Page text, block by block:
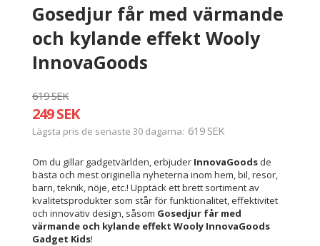
Gosedjur får med värmande
och kylande effekt Wooly
InnovaGoods
619 SEK
249 SEK
Lägsta pris de senaste 30 dagarna 619 SEK
Om du gillar gadgetvärlden, erbjuder InnovaGoods de
bästa och mest originella nyheterna inom hem, bil, resor,
barn, teknik, nöje, etc.! Upptäck ett brett sortiment av
kvalitetsprodukter som står för funktionalitet, effektivitet
och innovativ design, såsom Gosedjur får med
värmande och kylande effekt Wooly InnovaGoods
Gadget Kids!